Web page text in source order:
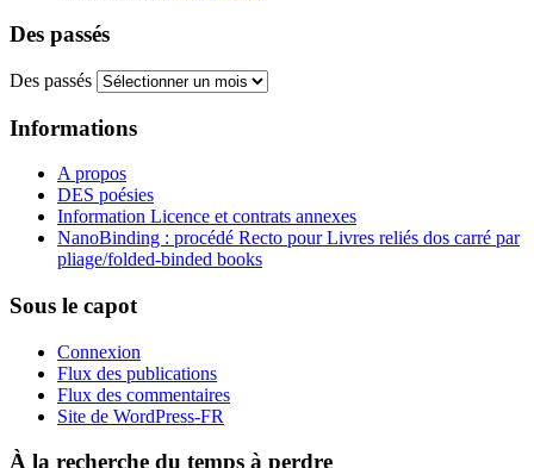
Des passés
Des passés
Informations
A propos
DES poésies
Information Licence et contrats annexes
NanoBinding : procédé Recto pour Livres reliés dos carré par
pliage/folded-binded books
Sous le capot
Connexion
Flux des publications
Flux des commentaires
Site de WordPress-FR
À la recherche du temps à perdre